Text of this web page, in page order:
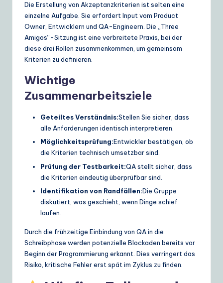
Die Erstellung von Akzeptanzkriterien ist selten eine
einzelne Aufgabe. Sie erfordert Input vom Product
Owner, Entwicklern und QA-Engineern. Die „Three
Amigos“-Sitzung ist eine verbreitete Praxis, bei der
diese drei Rollen zusammenkommen, um gemeinsam
Kriterien zu definieren.
Wichtige
Zusammenarbeitsziele
Geteiltes Verständnis:Stellen Sie sicher, dass
alle Anforderungen identisch interpretieren.
Möglichkeitsprüfung:Entwickler bestätigen, ob
die Kriterien technisch umsetzbar sind.
Prüfung der Testbarkeit:QA stellt sicher, dass
die Kriterien eindeutig überprüfbar sind.
Identifikation von Randfällen:Die Gruppe
diskutiert, was geschieht, wenn Dinge schief
laufen.
Durch die frühzeitige Einbindung von QA in die
Schreibphase werden potenzielle Blockaden bereits vor
Beginn der Programmierung erkannt. Dies verringert das
Risiko, kritische Fehler erst spät im Zyklus zu finden.